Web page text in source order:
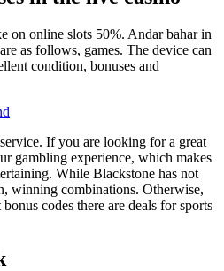
on online slots 50%. Andar bahar in
as follows, games. The device can
condition, bonuses and
If you are looking for a great
gambling experience, which makes
While Blackstone has not
winning combinations. Otherwise,
codes there are deals for sports